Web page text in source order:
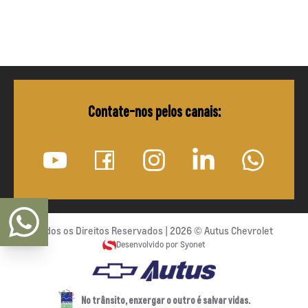
Contate-nos pelos canais:
Todos os Direitos Reservados | 2026 © Autus Chevrolet
Desenvolvido por Syonet
No trânsito, enxergar o outro é salvar vidas.